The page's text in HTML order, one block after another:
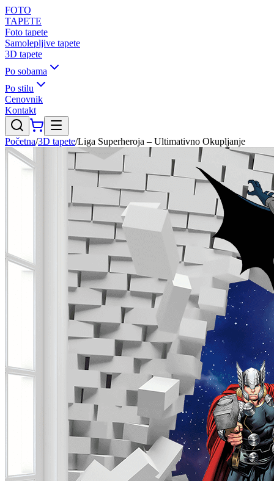
FOTO
TAPETE
Foto tapete
Samolepljive tapete
3D tapete
Po sobama
Po stilu
Cenovnik
Kontakt
Početna/3D tapete/Liga Superheroja – Ultimativno Okupljanje